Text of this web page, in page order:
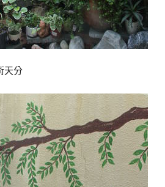
天分